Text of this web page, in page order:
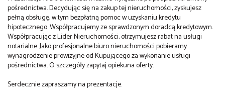
pośrednictwa. Decydując się na zakup tej nieruchomości, zyskujesz
pełną obsługę, w tym bezpłatną pomoc w uzyskaniu kredytu
hipotecznego. Współpracujemy ze sprawdzonym doradcą kredytowym.
Współpracując z Lider Nieruchomości, otrzymujesz rabat na usługi
notarialne. Jako profesjonalne biuro nieruchomości pobieramy
wynagrodzenie prowizyjne od Kupującego za wykonanie usługi
pośrednictwa. O szczegóły zapytaj opiekuna oferty.
Serdecznie zapraszamy na prezentacje.